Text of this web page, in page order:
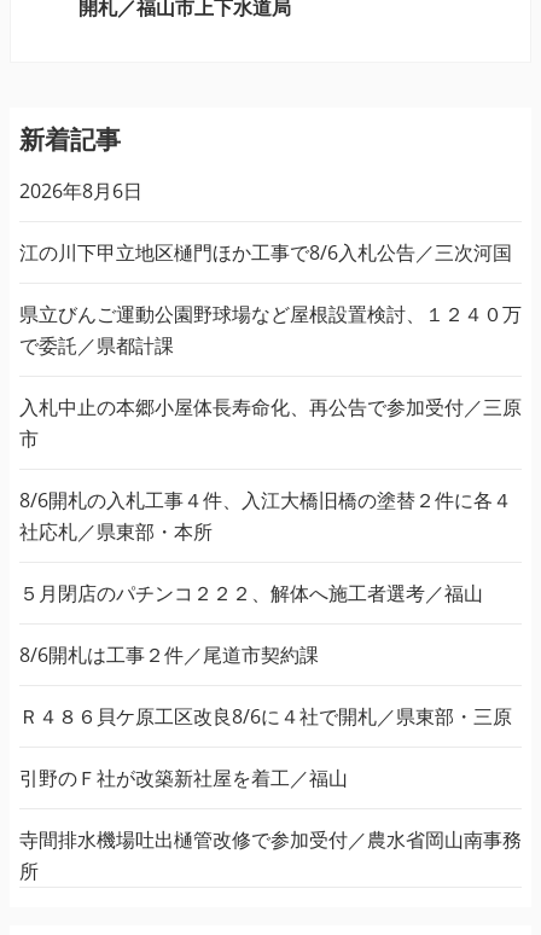
開札／福山市上下水道局
新着記事
2026年8月6日
江の川下甲立地区樋門ほか工事で8/6入札公告／三次河国
県立びんご運動公園野球場など屋根設置検討、１２４０万
で委託／県都計課
入札中止の本郷小屋体長寿命化、再公告で参加受付／三原
市
8/6開札の入札工事４件、入江大橋旧橋の塗替２件に各４
社応札／県東部・本所
５月閉店のパチンコ２２２、解体へ施工者選考／福山
8/6開札は工事２件／尾道市契約課
Ｒ４８６貝ケ原工区改良8/6に４社で開札／県東部・三原
引野のＦ社が改築新社屋を着工／福山
寺間排水機場吐出樋管改修で参加受付／農水省岡山南事務
所